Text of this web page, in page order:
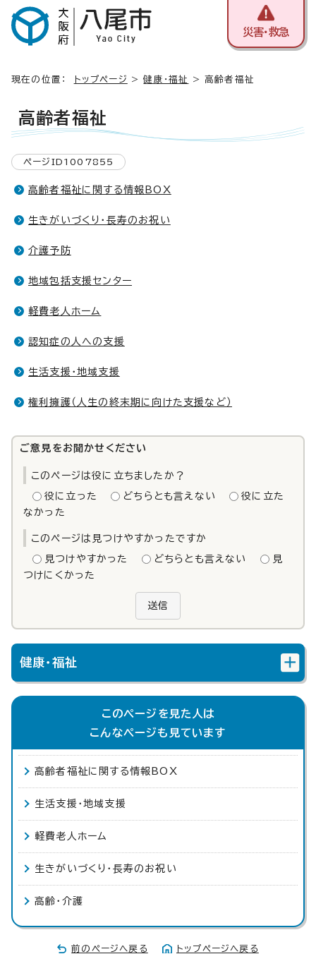
災害・救急
現在の位置： トップページ >健康・福祉 > 高齢者福祉
高齢者福祉
ページID1007855
高齢者福祉に関する情報BOX
生きがいづくり・長寿のお祝い
介護予防
地域包括支援センター
軽費老人ホーム
認知症の人への支援
生活支援・地域支援
権利擁護（人生の終末期に向けた支援など）
ご意見をお聞かせください
このページは役に立ちましたか？
役に立った どちらとも言えない
役に立た
なかった
このページは見つけやすかったですか
見つけやすかった どちらとも言えない
見
つけにくかった
送信
健康・福祉
このページを見た人は
こんなページも見ています
高齢者福祉に関する情報BOX
生活支援・地域支援
軽費老人ホーム
生きがいづくり・長寿のお祝い
高齢・介護
前のページへ戻る トップページへ戻る